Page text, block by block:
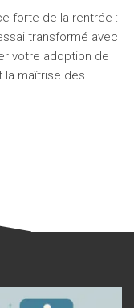
forte de la rentrée :
transformé avec
votre adoption de
la maîtrise des